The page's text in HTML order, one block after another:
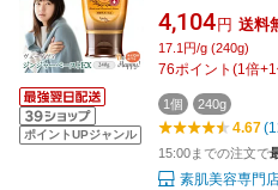
ポイントUPジャンル
240g vedavie
血流 代謝 アッ
サプリメント
4,104 円 送料
17.1円/g (240g)
76ポイント (1倍+1
1個 240g
4.67
15:00までの注文で
素肌美容専門